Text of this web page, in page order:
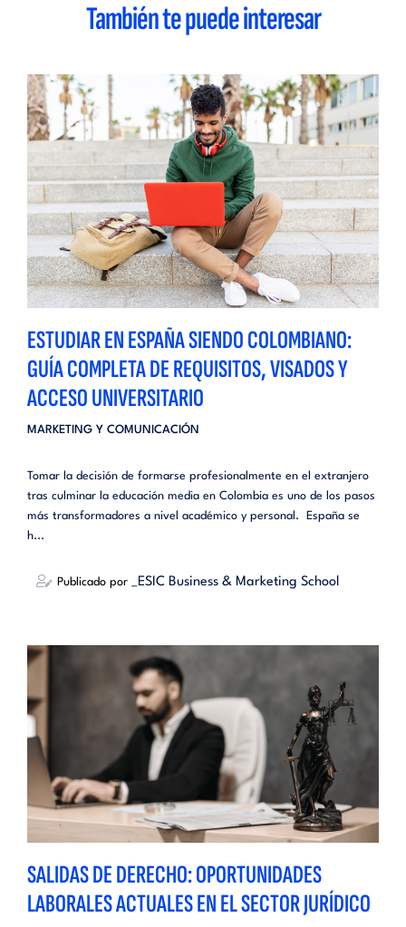
También te puede interesar
ESTUDIAR EN ESPAÑA SIENDO COLOMBIANO:
GUÍA COMPLETA DE REQUISITOS, VISADOS Y
ACCESO UNIVERSITARIO
MARKETING Y COMUNICACIÓN
Tomar la decisión de formarse profesionalmente en el extranjero
tras culminar la educación media en Colombia es uno de los pasos
más transformadores a nivel académico y personal. España se
h...
Publicado por _ESIC Business & Marketing School
SALIDAS DE DERECHO: OPORTUNIDADES
LABORALES ACTUALES EN EL SECTOR JURÍDICO